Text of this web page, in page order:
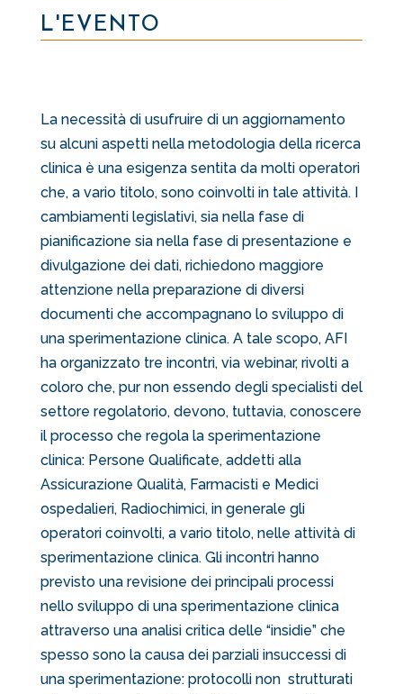
L'EVENTO
La necessità di usufruire di un aggiornamento
su alcuni aspetti nella metodologia della ricerca
clinica è una esigenza sentita da molti operatori
che, a vario titolo, sono coinvolti in tale attività. I
cambiamenti legislativi, sia nella fase di
pianificazione sia nella fase di presentazione e
divulgazione dei dati, richiedono maggiore
attenzione nella preparazione di diversi
documenti che accompagnano lo sviluppo di
una sperimentazione clinica. A tale scopo, AFI
ha organizzato tre incontri, via webinar, rivolti a
coloro che, pur non essendo degli specialisti del
settore regolatorio, devono, tuttavia, conoscere
il processo che regola la sperimentazione
clinica: Persone Qualificate, addetti alla
Assicurazione Qualità, Farmacisti e Medici
ospedalieri, Radiochimici, in generale gli
operatori coinvolti, a vario titolo, nelle attività di
sperimentazione clinica. Gli incontri hanno
previsto una revisione dei principali processi
nello sviluppo di una sperimentazione clinica
attraverso una analisi critica delle “insidie” che
spesso sono la causa dei parziali insuccessi di
una sperimentazione: protocolli non strutturati